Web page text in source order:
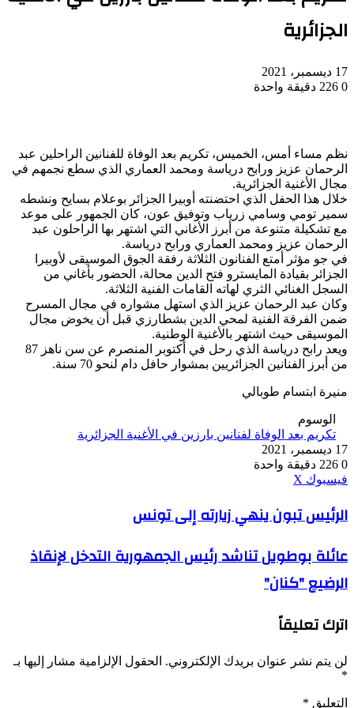
الجزائرية
17 ديسمبر، 2021
0
دقيقة واحدة
نظم مساء أمس، الخميس، تكريم بعد الوفاة للفنانين الراحلين عبد
الرحمان عزيز ورابح درياسة ومحمد العماري الذي سطع نجمهم في
مجال الأغنية الجزائرية.
خلال هذا الحفل الذي احتضنته أوبيرا الجزائر بوعلام بسايح ونشطه
سمير تومي وسامي زرياب وتوفيق عون، كان الجمهور على موعد
مع تشكيلة متنوعة من أبرز الأغاني التي اشتهر بها الراحلون عبد
الرحمان عزيز ومحمد العماري ورابح درياسة.
في جو مؤثر أمتع الفنانون الثلاثة رفقة الجوق الموسيقى لأوبيرا
الجزائر بقيادة المايسترو فتح الدين محالة، الحضور بأغاني من
السجل الغنائي الثري لهاته القامات الفنية الثلاثة.
وكان عبد الرحمان عزيز الذي استهل مشواره في مجال المسرح
ضمن الفرقة الفنية لمحي الدين بشطارزي قبل أن يخوض مجال
الموسيقى حيث اشتهر بالأغنية الوطنية.
ويعد رابح درياسة الذي رحل في أكتوبر المنصرم عن سن ناهز 87
من أبرز الفنانين الجزائريين بمشوار حافل دام لنحو 70 سنة.
منيرة ابتسام طوبالي
الوسوم
تكريم بعد الوفاة لفنانين بارزين في الأغنية الجزائرية
17 ديسمبر، 2021
0
دقيقة واحدة
فيسبوك ‫X
الرئيس
تبون
زيارته
تونس
الرئيس تبون ينهي زيارته إلى تونس
عائلة
بوطويل
تناشد
رئيس
التدخل
الرضيع
"كنان"
عائلة بوطويل تناشد رئيس الجمهورية التدخل لإنقاذ
الرضيع "كنان"
اترك تعليقاً
لن يتم نشر عنوان بريدك الإلكتروني. الحقول الإلزامية مشار إليها بـ
*
التعليق *